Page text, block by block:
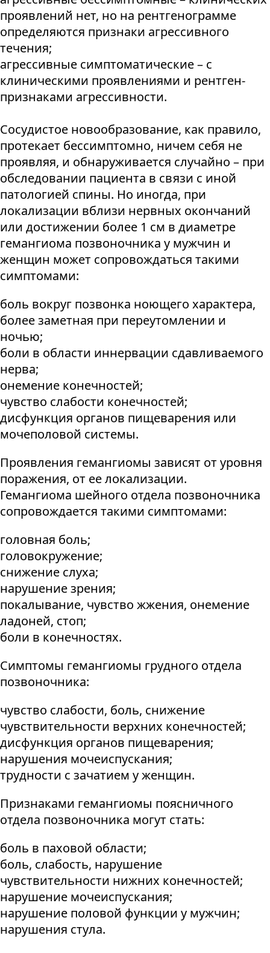
проявлений нет, но на рентгенограмме
определяются признаки агрессивного
течения;
агрессивные симптоматические – с
клиническими проявлениями и рентген-
признаками агрессивности.
Сосудистое новообразование, как правило,
протекает бессимптомно, ничем себя не
проявляя, и обнаруживается случайно – при
обследовании пациента в связи с иной
патологией спины. Но иногда, при
локализации вблизи нервных окончаний
или достижении более 1 см в диаметре
гемангиома позвоночника у мужчин и
женщин может сопровождаться такими
симптомами:
боль вокруг позвонка ноющего характера,
более заметная при переутомлении и
ночью;
боли в области иннервации сдавливаемого
нерва;
онемение конечностей;
чувство слабости конечностей;
дисфункция органов пищеварения или
мочеполовой системы.
Проявления гемангиомы зависят от уровня
поражения, от ее локализации.
Гемангиома шейного отдела позвоночника
сопровождается такими симптомами:
головная боль;
головокружение;
снижение слуха;
нарушение зрения;
покалывание, чувство жжения, онемение
ладоней, стоп;
боли в конечностях.
Симптомы гемангиомы грудного отдела
позвоночника:
чувство слабости, боль, снижение
чувствительности верхних конечностей;
дисфункция органов пищеварения;
нарушения мочеиспускания;
трудности с зачатием у женщин.
Признаками гемангиомы поясничного
отдела позвоночника могут стать:
боль в паховой области;
боль, слабость, нарушение
чувствительности нижних конечностей;
нарушение мочеиспускания;
нарушение половой функции у мужчин;
нарушения стула.